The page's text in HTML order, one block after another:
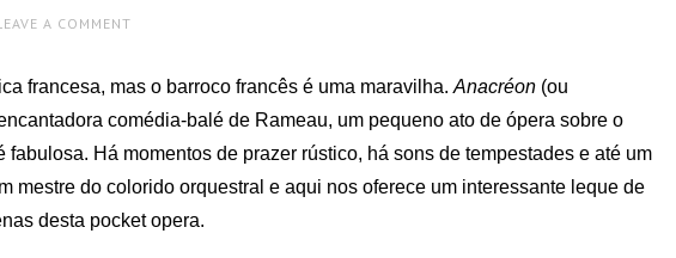
A COMMENT
francesa, mas o barroco francês é uma maravilha. Anacréon (ou
comédia-balé de Rameau, um pequeno ato de ópera sobre o
fabulosa. Há momentos de prazer rústico, há sons de tempestades e até um
mestre do colorido orquestral e aqui nos oferece um interessante leque de
desta pocket opera.